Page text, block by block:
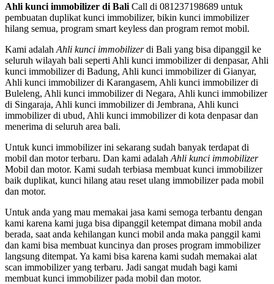
Ahli kunci immobilizer di Bali Call di 081237198689 untuk
pembuatan duplikat kunci immobilizer, bikin kunci immobilizer
hilang semua, program smart keyless dan program remot mobil.
Kami adalah Ahli kunci immobilizerdi Bali yang bisa dipanggil ke
seluruh wilayah bali seperti Ahli kunci immobilizer di denpasar, Ahli
kunci immobilizer di Badung, Ahli kunci immobilizer di Gianyar,
Ahli kunci immobilizer di Karangasem, Ahli kunci immobilizer di
Buleleng, Ahli kunci immobilizer di Negara, Ahli kunci immobilizer
di Singaraja, Ahli kunci immobilizer di Jembrana, Ahli kunci
immobilizer di ubud, Ahli kunci immobilizer di kota denpasar dan
menerima di seluruh area bali.
Untuk kunci immobilizer ini sekarang sudah banyak terdapat di
mobil dan motor terbaru. Dan kami adalah Ahli kunci immobilizer
Mobil dan motor. Kami sudah terbiasa membuat kunci immobilizer
baik duplikat, kunci hilang atau reset ulang immobilizer pada mobil
dan motor.
Untuk anda yang mau memakai jasa kami semoga terbantu dengan
kami karena kami juga bisa dipanggil ketempat dimana mobil anda
berada, saat anda kehilangan kunci mobil anda maka panggil kami
dan kami bisa membuat kuncinya dan proses program immobilizer
langsung ditempat. Ya kami bisa karena kami sudah memakai alat
scan immobilizer yang terbaru. Jadi sangat mudah bagi kami
membuat kunci immobilizer pada mobil dan motor.